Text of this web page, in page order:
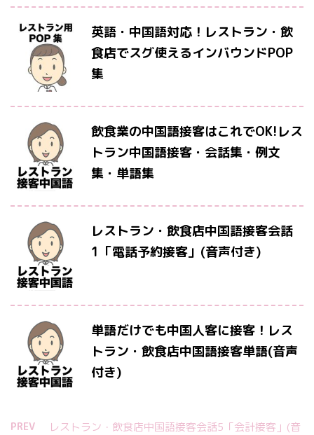
英語・中国語対応！レストラン・飲
食店でスグ使えるインバウンドPOP
集
飲食業の中国語接客はこれでOK!レス
トラン中国語接客・会話集・例文
集・単語集
レストラン・飲食店中国語接客会話
1「電話予約接客」(音声付き)
単語だけでも中国人客に接客！レス
トラン・飲食店中国語接客単語(音声
付き)
PREV
レストラン・飲食店中国語接客会話5「会計接客」(音